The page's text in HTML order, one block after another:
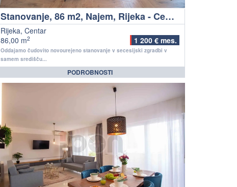
Stanovanje, 86 m2, Najem, Rijeka - Centar
Rijeka, Centar
86,00 m2 1 200 € mes.
Oddajamo čudovito novourejeno stanovanje v secesijski zgradbi v
samem središču...
PODROBNOSTI